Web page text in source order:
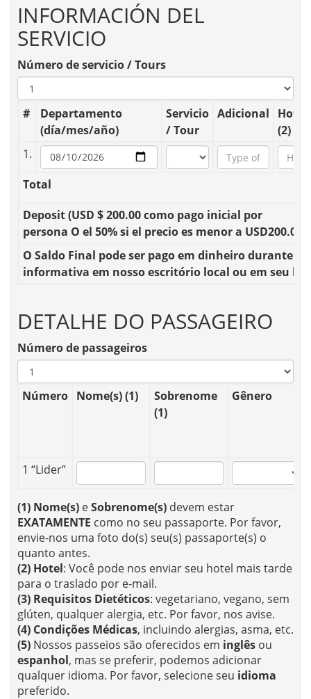
INFORMACIÓN DEL
SERVICIO
Número de servicio / Tours
#
Departamento
(día/mes/año)
Servicio
/ Tour
Adicional
Hotel
(2)
1.
Total
Deposit(USD $ 200.00 como pago inicial por
persona O el 50% si el precio es menor a USD200.00)
O Saldo Final pode ser pago em dinheiro durante
informativa em nosso escritório local ou em seu
DETALHE DO PASSAGEIRO
Número de passageiros
Número Nome(s) (1)
Sobrenome
(1)
Gênero
1 “Lider”
(1) Nome(s) eSobrenome(s) devem estar
EXATAMENTE como no seu passaporte. Por favor,
envie-nos uma foto do(s) seu(s) passaporte(s) o
quanto antes.
(2) Hotel: Você pode nos enviar seu hotel mais tarde
para o traslado por e-mail.
(3) Requisitos Dietéticos: vegetariano, vegano, sem
glúten, qualquer alergia, etc. Por favor, nos avise.
(4) Condições Médicas, incluindo alergias, asma, etc.
(5) Nossos passeios são oferecidos em inglês ou
espanhol, mas se preferir, podemos adicionar
qualquer idioma. Por favor, selecione seu idioma
preferido.